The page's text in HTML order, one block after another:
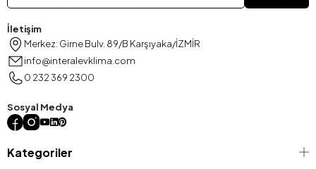
İletişim
Merkez: Girne Bulv. 89/B Karşıyaka/İZMİR
info@interalevklima.com
0 232 369 2300
Sosyal Medya
Kategoriler